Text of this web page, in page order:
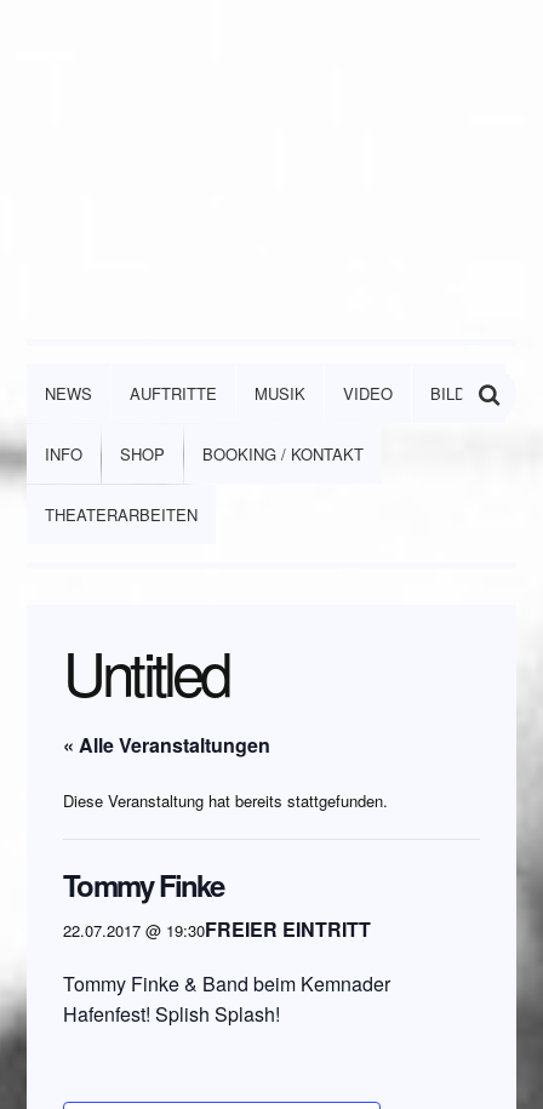
NEWS AUFTRITTE MUSIK VIDEO BILDER
INFO SHOP BOOKING / KONTAKT
THEATERARBEITEN
Untitled
« Alle Veranstaltungen
Diese Veranstaltung hat bereits stattgefunden.
Tommy Finke
22.07.2017 @ 19:30FREIER EINTRITT
Tommy Finke & Band beim Kemnader
Hafenfest! Splish Splash!